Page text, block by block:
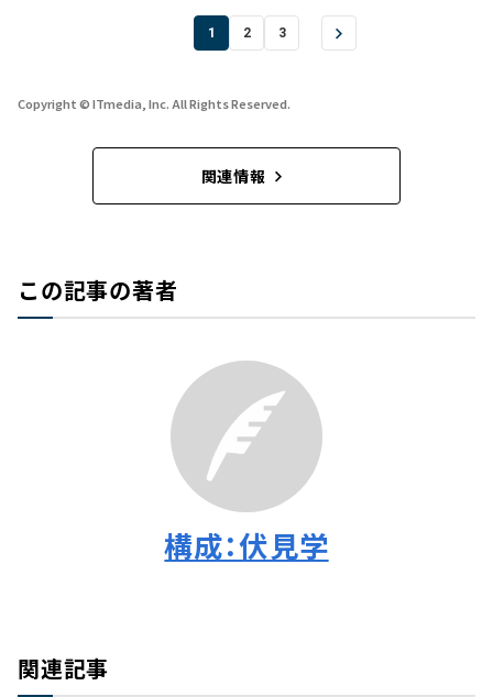
1 2 3
Copyright © ITmedia, Inc. All Rights Reserved.
関連情報
この記事の著者
構成：伏見学
関連記事